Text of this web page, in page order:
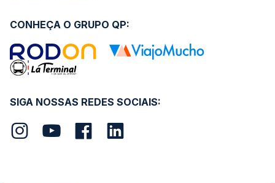
SIGA NOSSAS REDES SOCIAIS:
CONHEÇA O GRUPO QP: